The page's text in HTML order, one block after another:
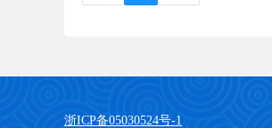
浙ICP备05030524号-1